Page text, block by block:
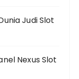
Judi Slot
Nexus Slot